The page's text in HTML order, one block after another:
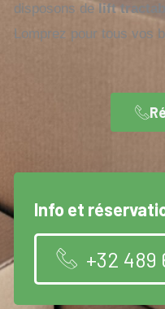
disposons de lift
Lomprez pour tous vos
Info et
+32 489